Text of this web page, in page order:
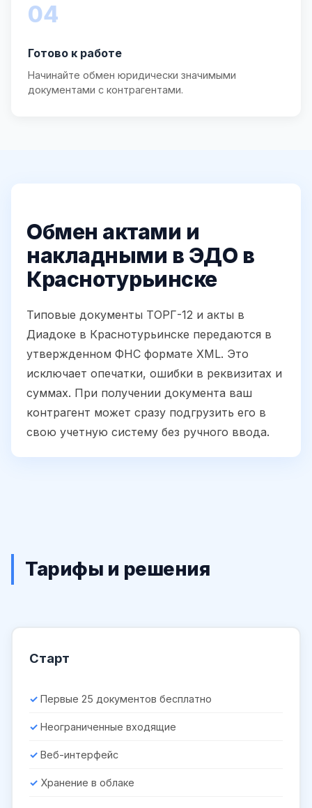
04
Готово к работе
Начинайте обмен юридически значимыми
документами с контрагентами.
Обмен актами и
накладными в ЭДО в
Краснотурьинске
Типовые документы ТОРГ-12 и акты в
Диадоке в Краснотурьинске передаются в
утвержденном ФНС формате XML. Это
исключает опечатки, ошибки в реквизитах и
суммах. При получении документа ваш
контрагент может сразу подгрузить его в
свою учетную систему без ручного ввода.
Тарифы и решения
Старт
Первые 25 документов бесплатно
Неограниченные входящие
Веб-интерфейс
Хранение в облаке